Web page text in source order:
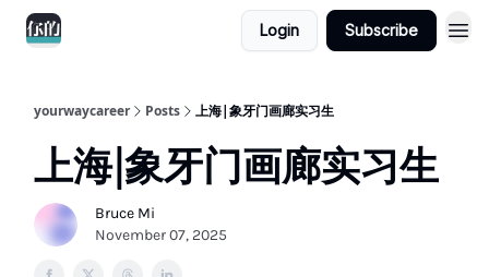
Login Subscribe
yourwaycareer Posts 上海|象牙门画廊实习生
上海|象牙门画廊实习生
Bruce Mi
November 07, 2025